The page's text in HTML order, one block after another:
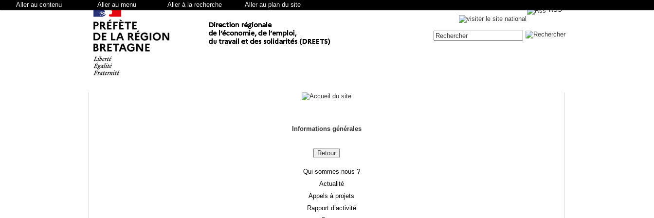
Aller au contenu Aller au menu Aller à la recherche Aller au plan du site
ContenueRSS
Informations générales
Retour
Qui sommes nous ?
Actualité
Appels à projets
Rapport d’activité